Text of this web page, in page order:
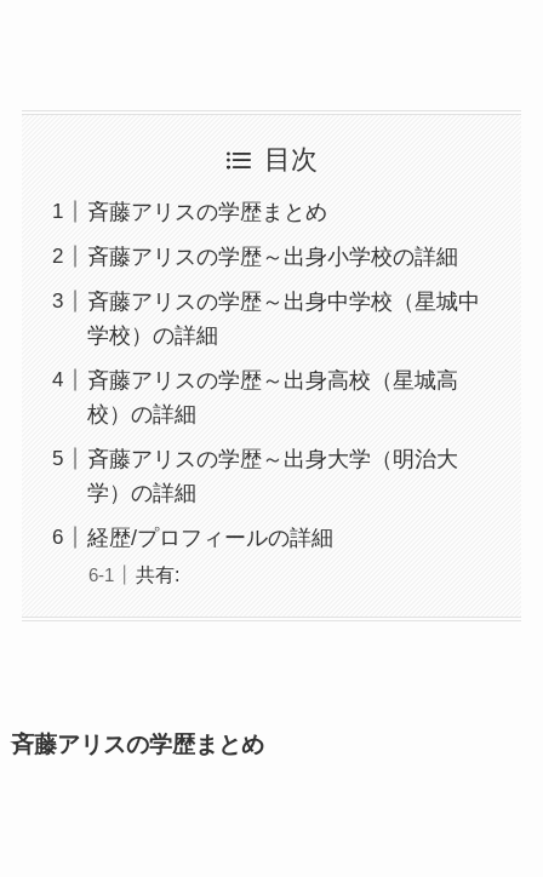
目次
斉藤アリスの学歴まとめ
斉藤アリスの学歴～出身小学校の詳細
斉藤アリスの学歴～出身中学校（星城中
学校）の詳細
斉藤アリスの学歴～出身高校（星城高
校）の詳細
斉藤アリスの学歴～出身大学（明治大
学）の詳細
経歴/プロフィールの詳細
共有:
斉藤アリスの学歴まとめ